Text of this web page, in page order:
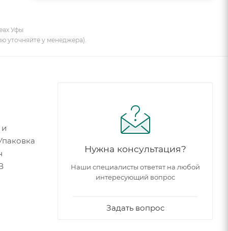
Уфы
уточняйте у менеджера).
Нужна консультация?
Наши специалисты ответят на любой
интересующий вопрос
Задать вопрос